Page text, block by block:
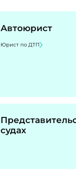
Автоюрист
Юрист по ДТП
судах